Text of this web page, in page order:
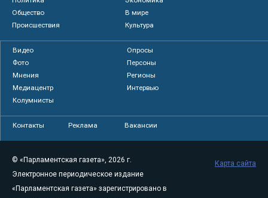
Общество
В мире
Происшествия
Культура
Видео
Опросы
Фото
Персоны
Мнения
Регионы
Медиацентр
Интервью
Колумнисты
Контакты Реклама Вакансии
© «Парламентская газета», 2026 г.
Электронное периодическое издание
«Парламентская газета» зарегистрировано в
Карта сайта